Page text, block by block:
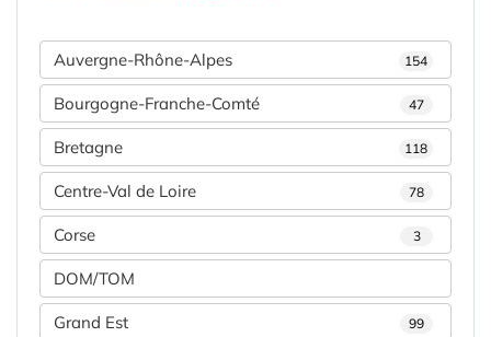
Auvergne-Rhône-Alpes 154
Bourgogne-Franche-Comté 47
Bretagne 118
Centre-Val de Loire 78
Corse 3
DOM/TOM
Grand Est 99